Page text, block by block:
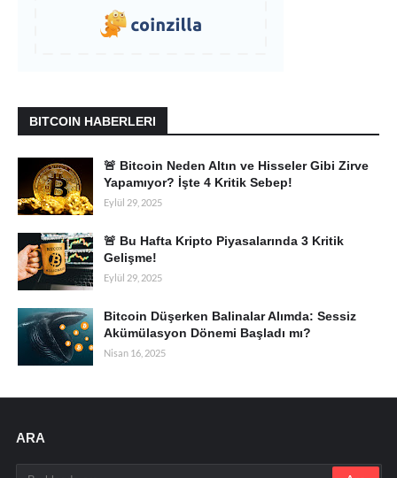
BITCOIN HABERLERI
🚨 Bitcoin Neden Altın ve Hisseler Gibi Zirve
Yapamıyor? İşte 4 Kritik Sebep!
Eylül 29, 2025
🚨 Bu Hafta Kripto Piyasalarında 3 Kritik
Gelişme!
Eylül 29, 2025
Bitcoin Düşerken Balinalar Alımda: Sessiz
Akümülasyon Dönemi Başladı mı?
Nisan 16, 2025
ARA